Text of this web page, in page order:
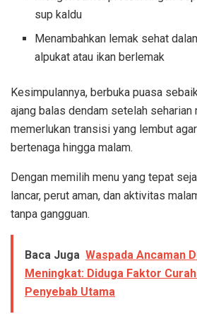
sup kaldu
Menambahkan lemak sehat
alpukat atau ikan berlemak
Kesimpulannya, berbuka puasa
ajang balas dendam setelah seharian
memerlukan transisi yang lembut
bertenaga hingga malam.
Dengan memilih menu yang tepat
lancar, perut aman, dan aktivitas
tanpa gangguan.
Baca Juga Waspada Ancaman
Meningkat: Diduga Faktor
Penyebab Utama